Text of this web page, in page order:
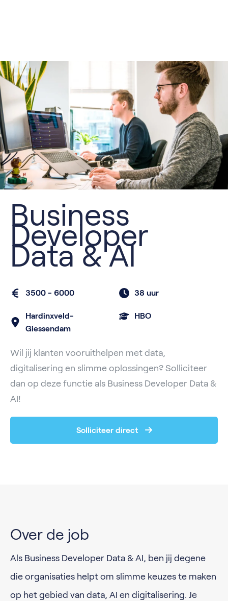
Business
Developer
Data & AI
3500 - 6000 38 uur
Hardinxveld-
Giessendam
HBO
Wil jij klanten vooruithelpen met data,
digitalisering en slimme oplossingen? Solliciteer
dan op deze functie als Business Developer Data &
AI!
Solliciteer direct
Over de job
Als Business Developer Data & AI, ben jij degene
die organisaties helpt om slimme keuzes te maken
op het gebied van data, AI en digitalisering. Je